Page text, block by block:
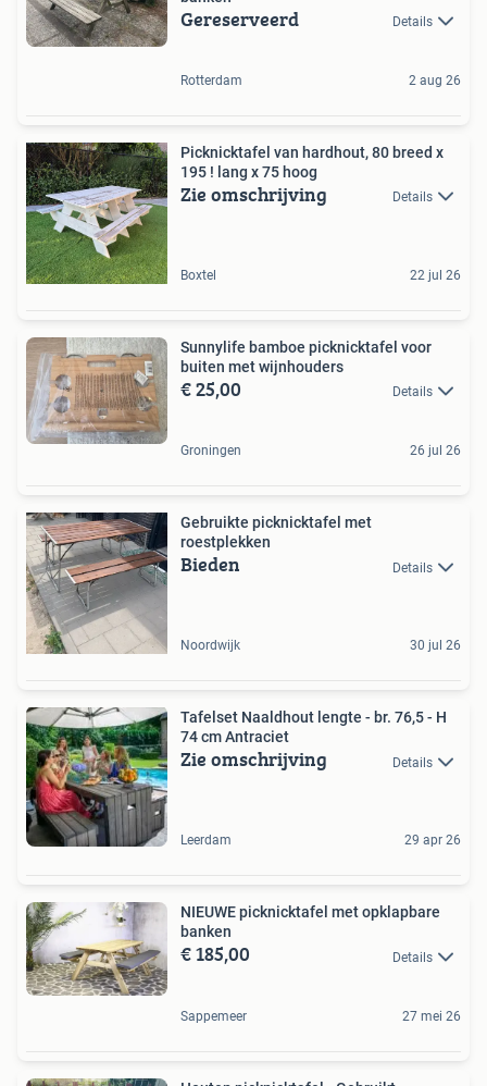
Gereserveerd Details
Rotterdam 2 aug 26
Picknicktafel van hardhout, 80 breed x
195 ! lang x 75 hoog
Zie omschrijving Details
Boxtel 22 jul 26
Sunnylife bamboe picknicktafel voor
buiten met wijnhouders
€ 25,00 Details
Groningen 26 jul 26
Gebruikte picknicktafel met
roestplekken
Bieden Details
Noordwijk 30 jul 26
Tafelset Naaldhout lengte - br. 76,5 - H
74 cm Antraciet
Zie omschrijving Details
Leerdam 29 apr 26
NIEUWE picknicktafel met opklapbare
banken
€ 185,00 Details
Sappemeer 27 mei 26